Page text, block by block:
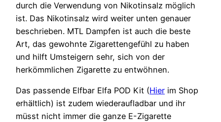
durch die Verwendung von Nikotinsalz möglich
ist. Das Nikotinsalz wird weiter unten genauer
beschrieben. MTL Dampfen ist auch die beste
Art, das gewohnte Zigarettengefühl zu haben
und hilft Umsteigern sehr, sich von der
herkömmlichen Zigarette zu entwöhnen.
Das passende Elfbar Elfa POD Kit (Hier im Shop
erhältlich) ist zudem wiederaufladbar und ihr
müsst nicht immer die ganze E-Zigarette